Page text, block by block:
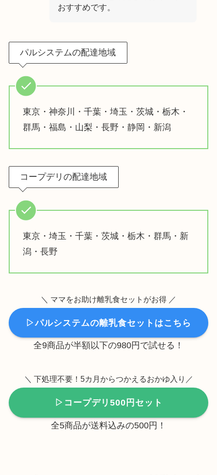
おすすめです。
パルシステムの配達地域
東京・神奈川・千葉・埼玉・茨城・栃木・
群馬・福島・山梨・長野・静岡・新潟
コープデリの配達地域
東京・埼玉・千葉・茨城・栃木・群馬・新
潟・長野
＼ ママをお助け離乳食セットがお得 ／
▷パルシステムの離乳食セットはこちら
全9商品が半額以下の980円で試せる！
＼ 下処理不要！5カ月からつかえるおかゆ入り／
▷コープデリ500円セット
全5商品が送料込みの500円！